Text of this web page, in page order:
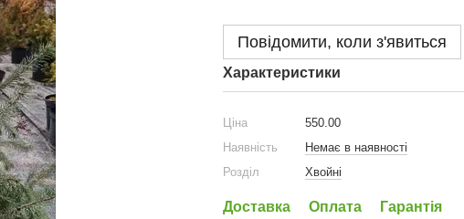
Повідомити, коли з'явиться
Характеристики
Ціна
550.00
Наявність
Немає в наявності
Розділ
Хвойні
Доставка Оплата Гарантія